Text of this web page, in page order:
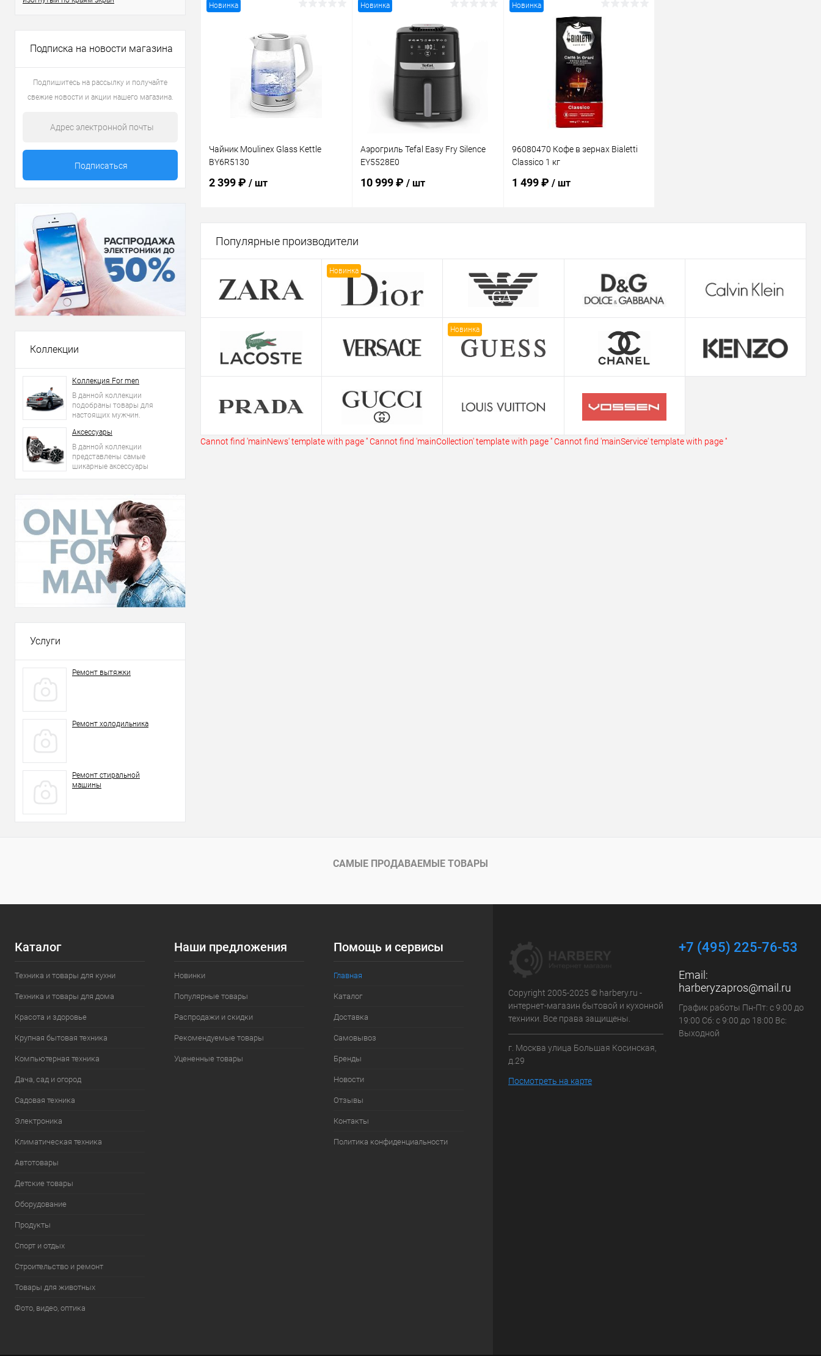
Подписка на новости магазина
Подпишитесь на рассылку и получайте
свежие новости и акции нашего магазина.
Коллекции
Коллекция For men
В данной коллекции
подобраны товары для
настоящих мужчин.
Аксессуары
В данной коллекции
представлены самые
шикарные аксессуары
Услуги
Ремонт вытяжки
Ремонт холодильника
Ремонт стиральной
машины
Новинка
Чайник Moulinex Glass Kettle
BY6R5130
2 399 ₽ / шт
Сравнение
В избранное
Новинка
Аэрогриль Tefal Easy Fry Silence
EY5528E0
10 999 ₽ / шт
В избранное В наличии
Новинка
96080470 Кофе в зернах Bialetti
Classico 1 кг
1 499 ₽ / шт
В избранное В наличии
Популярные производители
Новинка
Новинка
Cannot find 'mainNews' template with page ''Cannot find 'mainCollection' template with page ''Cannot find 'mainService' template with page ''
САМЫЕ ПРОДАВАЕМЫЕ ТОВАРЫ
Каталог
Техника и товары для кухни
Техника и товары для дома
Красота и здоровье
Крупная бытовая техника
Компьютерная техника
Дача, сад и огород
Садовая техника
Электроника
Климатическая техника
Автотовары
Детские товары
Оборудование
Продукты
Спорт и отдых
Строительство и ремонт
Товары для животных
Фото, видео, оптика
Наши предложения
Новинки
Популярные товары
Распродажи и скидки
Рекомендуемые товары
Уцененные товары
Помощь и сервисы
Главная
Каталог
Доставка
Самовывоз
Бренды
Новости
Отзывы
Контакты
Политика конфиденциальности
Copyright 2005-2025 © harbery.ru -
интернет-магазин бытовой и кухонной
техники. Все права защищены.
г. Москва улица Большая Косинская,
д.29
Посмотреть на карте
+7 (495) 225-76-53
Email:
harberyzapros@mail.ru
График работы Пн-Пт: с 9:00 до
19:00 Сб: с 9:00 до 18:00 Вс:
Выходной